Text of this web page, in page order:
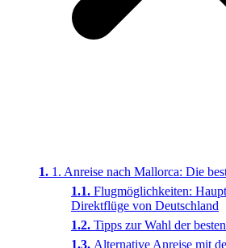
1. Anreise nach Mallorca: Die
Flugmöglichkeiten:
Direktflüge von Deutschland
Tipps zur Wahl der
Alternative Anreise mit